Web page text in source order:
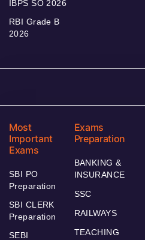
IBPS SO 2026
RBI Grade B
2026
Most
Important
Exams
SBI PO
Preparation
SBI CLERK
Preparation
SEBI
Exams
Preparation
BANKING &
INSURANCE
SSC
RAILWAYS
TEACHING